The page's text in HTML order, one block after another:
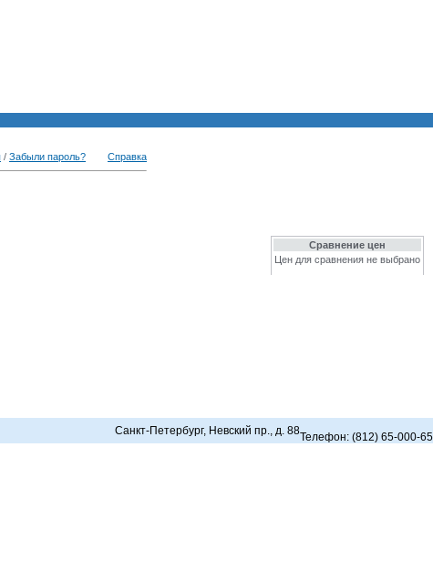
/ Забыли пароль? Справка
Сравнение цен
Цен для сравнения не выбрано
Санкт-Петербург, Невский пр., д. 88Телефон: (812) 65-000-65